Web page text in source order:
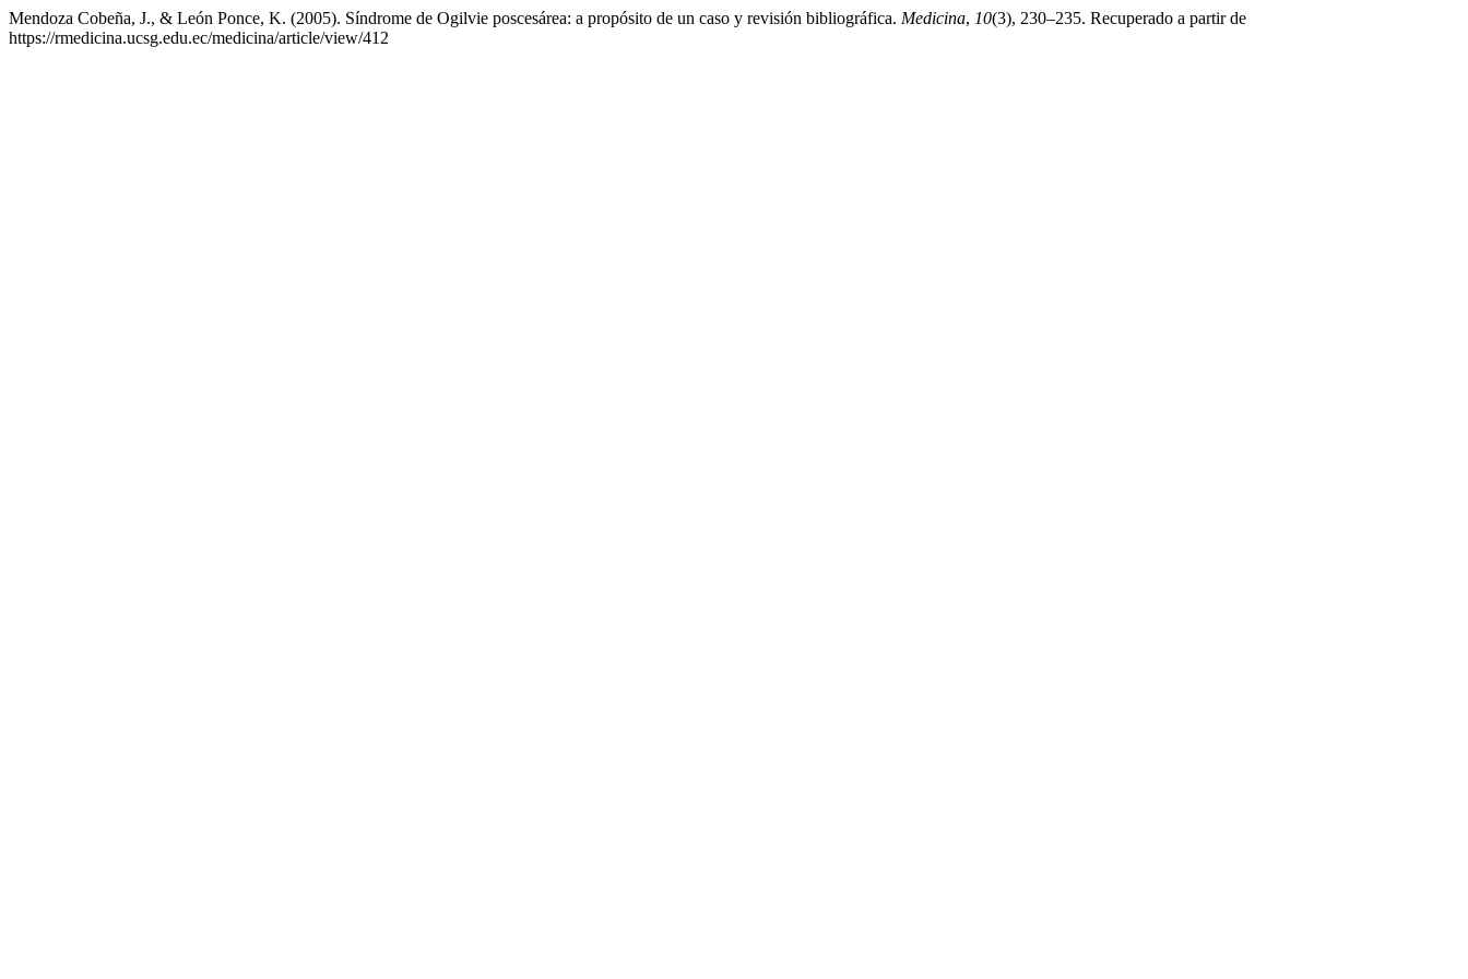
Mendoza Cobeña, J., & León Ponce, K. (2005). Síndrome de Ogilvie poscesárea: a propósito de un caso y revisión bibliográfica. Medicina, 10(3), 230–235. Recuperado a partir de
https://rmedicina.ucsg.edu.ec/medicina/article/view/412